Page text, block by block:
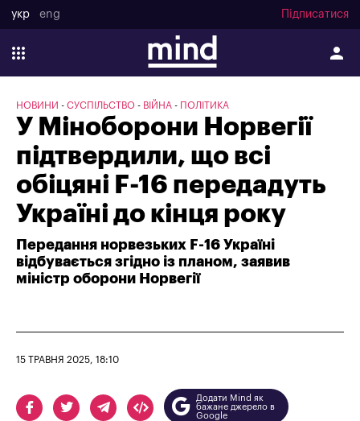
укр eng Підписатися
НОВИНИ СУСПІЛЬСТВО ВІЙНА ПОЛІТИКА
У Міноборони Норвегії
підтвердили, що всі
обіцяні F-16 передадуть
Україні до кінця року
Передання норвезьких F-16 Україні
відбувається згідно із планом, заявив
міністр оборони Норвегії
15 ТРАВНЯ 2025, 18:10
Додати Mind як
бажане джерело в
Google